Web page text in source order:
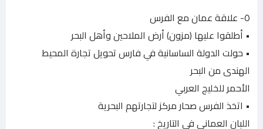
٥- علاقة عمان مع الفرس
• أطلقوا عليها (مزون) أرض الملاحين وأهل البحر
• حولت الدولة الساسانية في فارس تحويل تجارة المحيط
الهندى من البحر
الأحمر للخليج العربي
• اتخذ الفرس صحار مركز لتجارتهم البحرية
اللبان العماني فى التاريخ :